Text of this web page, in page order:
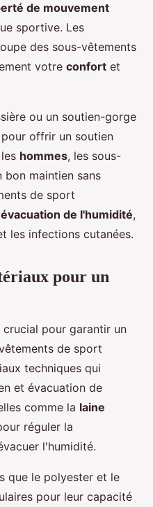
de mouvement
sportive. Les
des sous-vêtements
votre confort et
ou un soutien-gorge
offrir un soutien
hommes, les sous-
maintien sans
de sport
évacuation de l'humidité,
les infections cutanées.
pour un
pour garantir un
de sport
techniques qui
et évacuation de
comme la laine
réguler la
l'humidité.
que le polyester et le
pour leur capacité